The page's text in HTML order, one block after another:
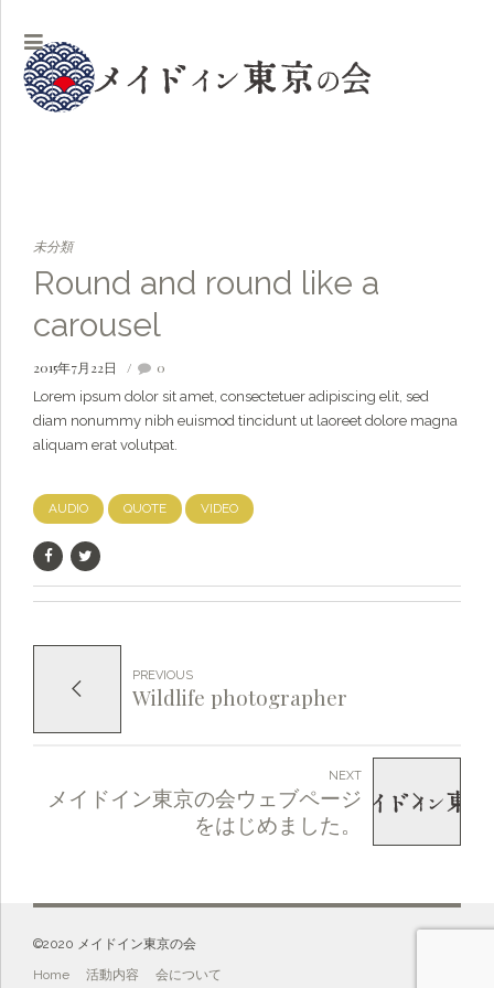
未分類
Round and round like a
carousel
2015年7月22日 0
Lorem ipsum dolor sit amet, consectetuer adipiscing elit, sed
diam nonummy nibh euismod tincidunt ut laoreet dolore magna
aliquam erat volutpat.
AUDIO QUOTE VIDEO
PREVIOUS
Wildlife photographer
NEXT
メイドイン東京の会ウェブページ
をはじめました。
©️2020 メイドイン東京の会
Home 活動内容 会について